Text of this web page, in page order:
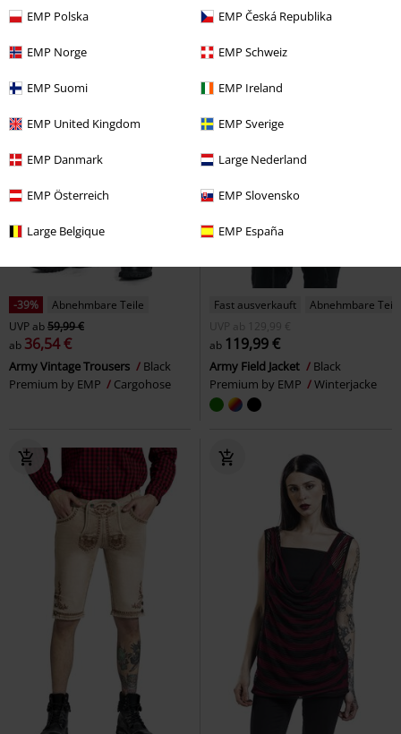
EMP Polska EMP Česká Republika
EMP Norge EMP Schweiz
EMP Suomi EMP Ireland
EMP United Kingdom EMP Sverige
EMP Danmark Large Nederland
EMP Österreich EMP Slovensko
Large Belgique EMP España
-39%
Abnehmbare Teile
UVPab59,99 €
ab 36,54 €
Army Vintage Trousers
Black
Premium by EMP
Cargohose
Fast ausverkauft
Abnehmbare Teile
UVP
ab
129,99 €
ab 119,99 €
Army Field Jacket
Black
Premium by EMP
Winterjacke